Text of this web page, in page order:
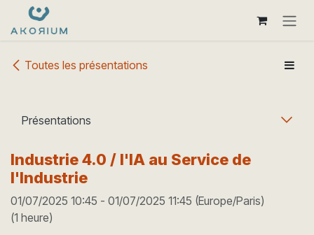
Se rendre au contenu
Toutes les présentations
Présentations
Industrie 4.0 / l'IA au Service de
l'Industrie
01/07/2025 10:45 - 01/07/2025 11:45 (Europe/Paris)
(1 heure)